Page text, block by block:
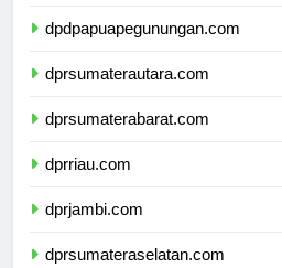
dpdpapuapegunungan.com
dprsumaterautara.com
dprsumaterabarat.com
dprriau.com
dprjambi.com
dprsumateraselatan.com